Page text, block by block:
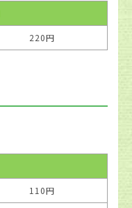
220円
110円